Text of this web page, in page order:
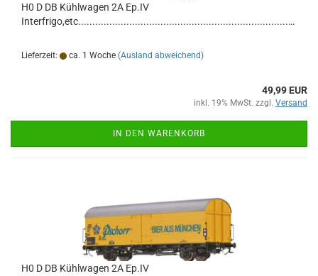
H0 D DB Kühlwagen 2A Ep.IV
Interfrigo,etc............................................................................................................................
Lieferzeit: ca. 1 Woche (Ausland abweichend)
49,99 EUR
inkl. 19% MwSt. zzgl. Versand
IN DEN WARENKORB
H0 D DB Kühlwagen 2A Ep.IV